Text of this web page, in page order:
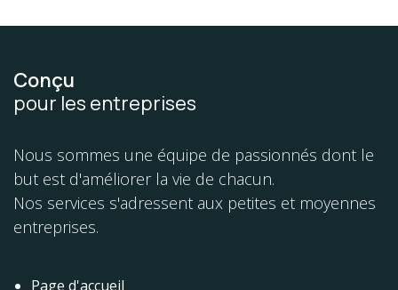
Conçu
pour les entreprises
Nous sommes une équipe de passionnés dont le
but est d'améliorer la vie de chacun.
Nos services s'adressent aux petites et moyennes
entreprises.
Page d'accueil